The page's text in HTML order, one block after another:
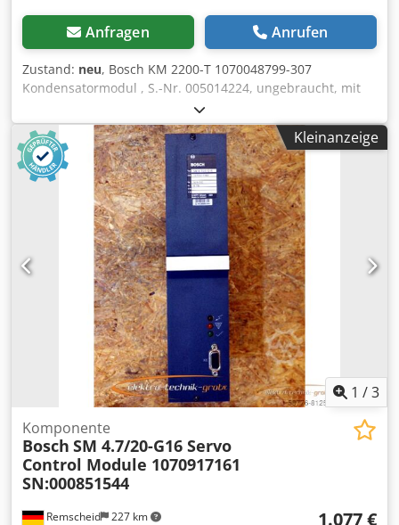
Anfragen Anrufen
Zustand: neu, Bosch KM 2200-T 1070048799-307
Kondensatormodul , S.-Nr. 005014224, ungebraucht, mit
Zubehör, 100% funktionsfähig Dksdpei D T U Rjfx Ag Ror
Kleinanzeige
1 /3
Remscheid 227 km
Komponente
Bosch SM 4.7/20-G16 Servo
Control Module 1070917161
SN:000851544
1.077 €